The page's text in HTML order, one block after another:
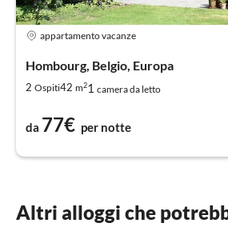
appartamento vacanze
Hombourg, Belgio, Europa
2 Ospiti42 m21 camera da letto
da 77€ per notte
Altri alloggi che